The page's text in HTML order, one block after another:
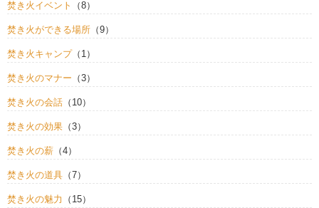
焚き火イベント （8）
焚き火ができる場所 （9）
焚き火キャンプ（1）
焚き火のマナー （3）
焚き火の会話 （10）
焚き火の効果 （3）
焚き火の薪 （4）
焚き火の道具 （7）
焚き火の魅力 （15）